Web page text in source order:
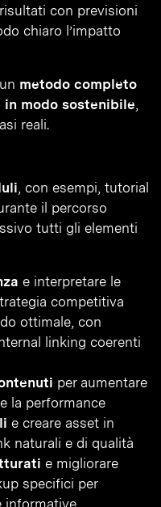
con previsioni
chiaro l’impatto
metodo completo
modo sostenibile,
reali.
, con esempi, tutorial
il percorso
tutti gli elementi
e interpretare le
competitiva
ottimale, con
linking coerenti
per aumentare
la performance
e creare asset in
naturali e di qualità
e migliorare
specifici per